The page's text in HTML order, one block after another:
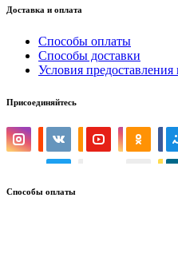
Доставка и оплата
Способы оплаты
Способы доставки
Условия предоставления
Присоединяйтесь
Способы оплаты